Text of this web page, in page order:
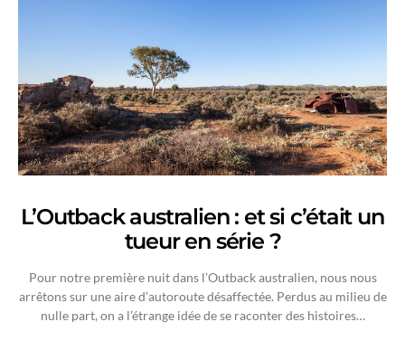
L’Outback australien : et si c’était un
tueur en série ?
Pour notre première nuit dans l’Outback australien, nous nous
arrêtons sur une aire d’autoroute désaffectée. Perdus au milieu de
nulle part, on a l’étrange idée de se raconter des histoires…